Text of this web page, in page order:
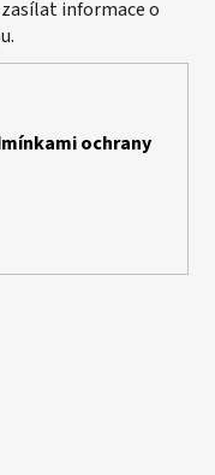
informace o
ochrany